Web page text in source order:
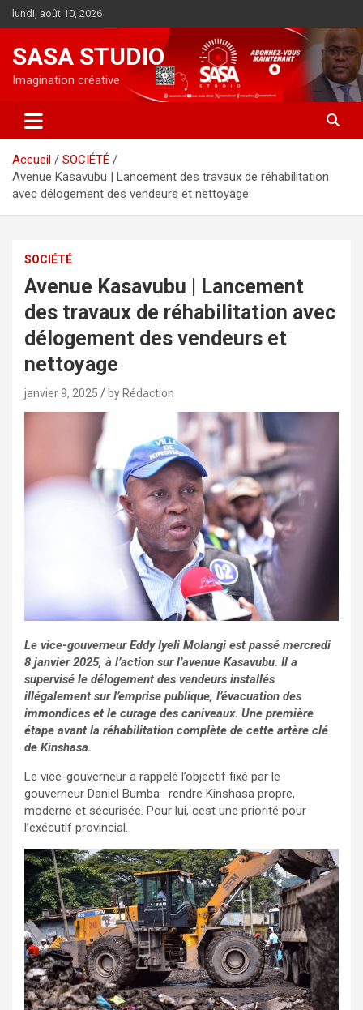
Aller
au
lundi, août 10, 2026
SASA STUDIO
Imagination créative
Accueil
SOCIÉTÉ
Avenue Kasavubu | Lancement des travaux de réhabilitation
avec délogement des vendeurs et nettoyage
SOCIÉTÉ
Avenue Kasavubu | Lancement
des travaux de réhabilitation avec
délogement des vendeurs et
nettoyage
janvier 9, 2025 by Rédaction
Le vice-gouverneur Eddy Iyeli Molangi est passé mercredi
8 janvier 2025, à l’action sur l’avenue Kasavubu. Il a
supervisé le délogement des vendeurs installés
illégalement sur l’emprise publique, l’évacuation des
immondices et le curage des caniveaux. Une première
étape avant la réhabilitation complète de cette artère clé
de Kinshasa.
Le vice-gouverneur a rappelé l’objectif fixé par le
gouverneur Daniel Bumba : rendre Kinshasa propre,
moderne et sécurisée. Pour lui, cest une priorité pour
l’exécutif provincial.